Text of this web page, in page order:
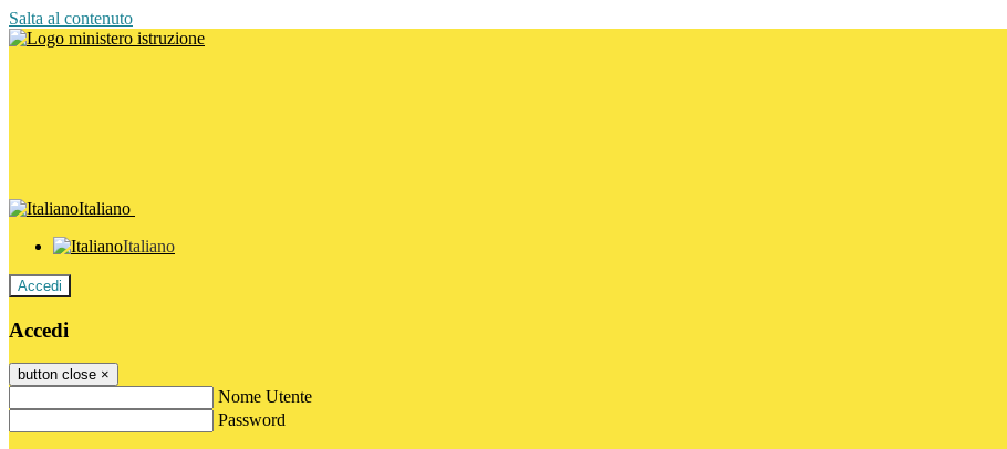
Salta al contenuto
Italiano
Italiano
Accedi
Accedi
button close ×
Nome Utente
Password